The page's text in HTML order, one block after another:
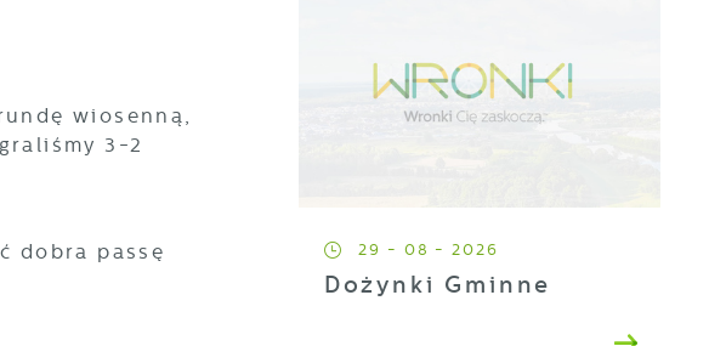
wiosenną,
3-2
dobra passę
29 - 08 - 2026
Dożynki Gminne